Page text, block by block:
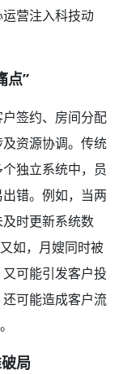
营注入科技动
点”
签约、房间分配
资源协调。传统
独立系统中，员
错。例如，当两
时更新系统数
如，月嫂同时被
可能引发客户投
可能造成客户流
局